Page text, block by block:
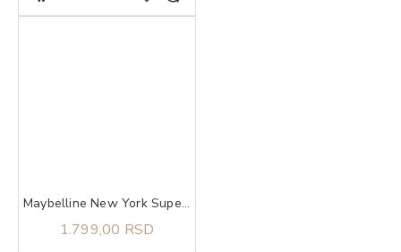
Maybelline New York Super Stay Lumi Matte tečni puder 140​
1.799,00 RSD